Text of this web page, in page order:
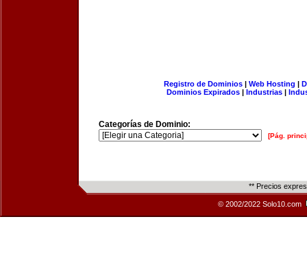
Registro de Dominios| Web Hosting |
Dominios Expirados | Industrias |
Categorías de Dominio:
[Pág.
** Precios
© 2002/2022 Solo10.com